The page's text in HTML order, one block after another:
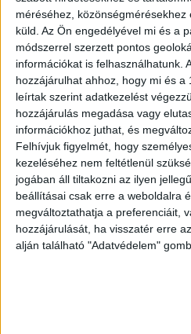
méréséhez,
küld. Az Ön engedélyével mi és a
módszerrel szerzett pontos
információkat is felhasználhatunk.
hozzájárulhat ahhoz, hogy mi és a
leírtak szerint adatkezelést
hozzájárulás megadása vagy
információkhoz juthat, és
Felhívjuk figyelmét, hogy
kezeléséhez nem feltétlenül
jogában áll tiltakozni az ilyen
beállításai csak erre a weboldalra
megváltoztathatja a preferenciáit,
hozzájárulását, ha visszatér erre
alján található "Adatvédelem"
A harmadik legnépszerűbb e-
Perrin A vasárnap koldusai
elmúlt évek egyik
kollégájához hasonlóan –
kérdést tesz fel: megtaníthat-e
hogy hogyan kell szeretni?
A digitális formátumú
hangoskönyvek mezőnyében
magyar pszichológus, Edith Eva
sikerkönyve szerezte meg az
Nesbo, aki ezen a listán
gyerekkönyv-sorozatának